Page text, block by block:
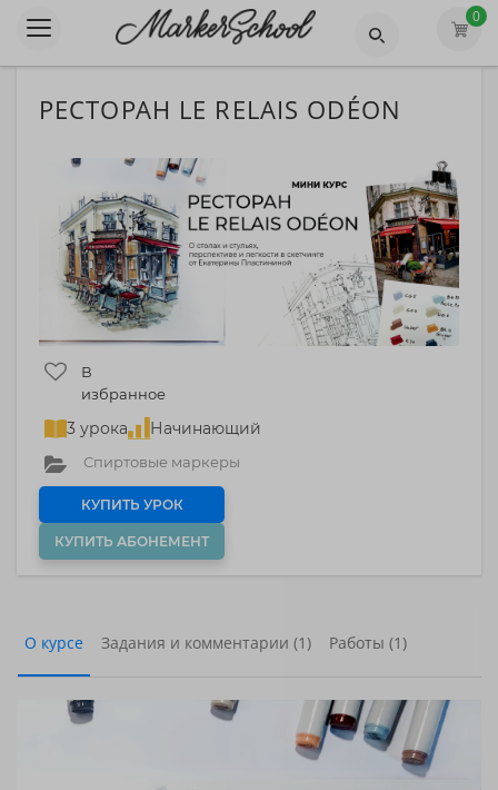
0
РЕСТОРАН LE RELAIS ODÉON
В
избранное
Спиртовые маркеры
3 урока Начинающий
КУПИТЬ УРОК
КУПИТЬ АБОНЕМЕНТ
О курсе Задания и комментарии (1) Работы (1)